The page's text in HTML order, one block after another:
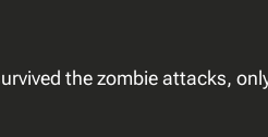
e
the zombie attacks,